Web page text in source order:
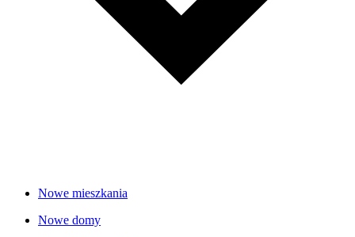
Nowe mieszkania
Nowe domy